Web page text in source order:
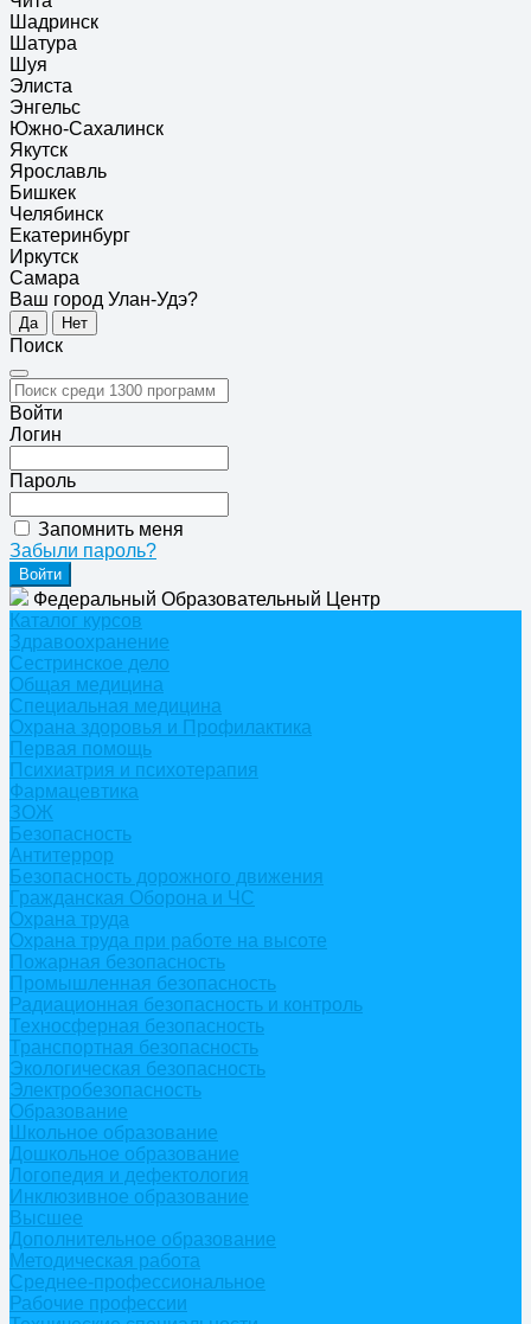
Шадринск
Шатура
Шуя
Элиста
Энгельс
Южно-Сахалинск
Якутск
Ярославль
Бишкек
Челябинск
Екатеринбург
Иркутск
Самара
Ваш город Улан-Удэ?
Да Нет
Поиск
Войти
Логин
Пароль
Запомнить меня
Забыли пароль?
Федеральный Образовательный Центр
Каталог курсов
Здравоохранение
Сестринское дело
Общая медицина
Специальная медицина
Охрана здоровья и Профилактика
Первая помощь
Психиатрия и психотерапия
Фармацевтика
ЗОЖ
Безопасность
Антитеррор
Безопасность дорожного движения
Гражданская Оборона и ЧС
Охрана труда
Охрана труда при работе на высоте
Пожарная безопасность
Промышленная безопасность
Радиационная безопасность и контроль
Техносферная безопасность
Транспортная безопасность
Экологическая безопасность
Электробезопасность
Образование
Школьное образование
Дошкольное образование
Логопедия и дефектология
Инклюзивное образование
Высшее
Дополнительное образование
Методическая работа
Среднее-профессиональное
Рабочие профессии